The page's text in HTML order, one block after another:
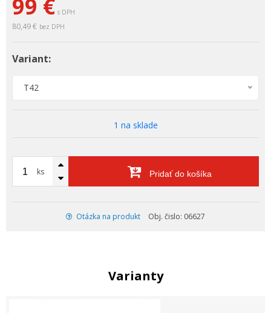
99 € s DPH
80,49 € bez DPH
Variant:
T42
1 na sklade
ks Pridať do košíka
Otázka na produkt Obj. čislo: 06627
Varianty